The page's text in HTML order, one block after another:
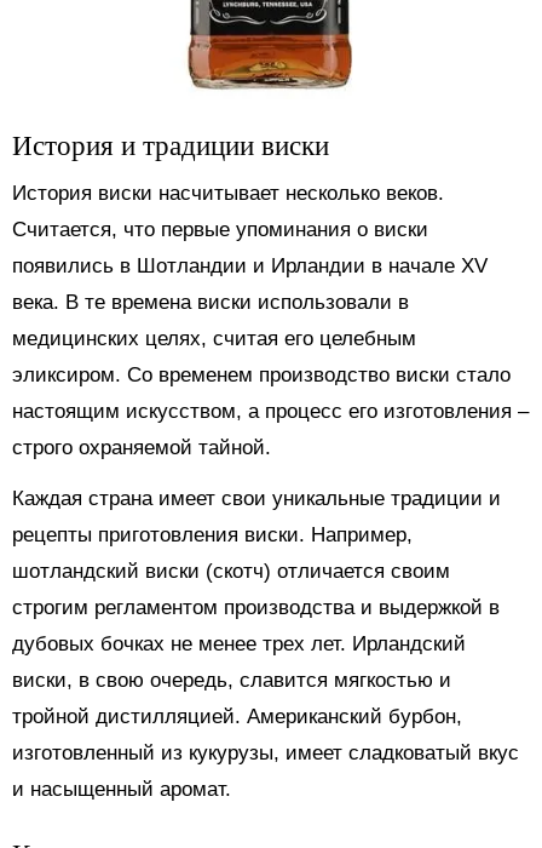
История и традиции виски
История виски насчитывает несколько веков.
Считается, что первые упоминания о виски
появились в Шотландии и Ирландии в начале XV
века. В те времена виски использовали в
медицинских целях, считая его целебным
эликсиром. Со временем производство виски стало
настоящим искусством, а процесс его изготовления –
строго охраняемой тайной.
Каждая страна имеет свои уникальные традиции и
рецепты приготовления виски. Например,
шотландский виски (скотч) отличается своим
строгим регламентом производства и выдержкой в
дубовых бочках не менее трех лет. Ирландский
виски, в свою очередь, славится мягкостью и
тройной дистилляцией. Американский бурбон,
изготовленный из кукурузы, имеет сладковатый вкус
и насыщенный аромат.